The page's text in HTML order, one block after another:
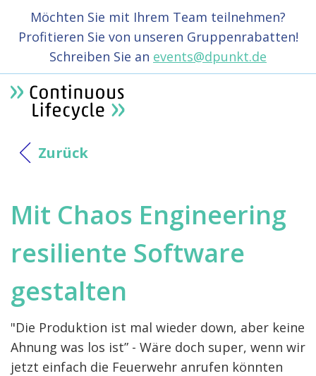
Möchten Sie mit Ihrem Team teilnehmen?
Profitieren Sie von unseren Gruppenrabatten!
Schreiben Sie an events@dpunkt.de
Zurück
Mit Chaos Engineering
resiliente Software
gestalten
"Die Produktion ist mal wieder down, aber keine
Ahnung was los ist” - Wäre doch super, wenn wir
jetzt einfach die Feuerwehr anrufen könnten